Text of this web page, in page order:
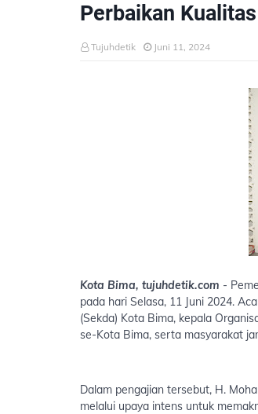
Perbaikan
Tujuhdetik Juni 11, 2024
Kota Bima, tujuhdetik.com -
pada hari Selasa, 11 Juni 2024.
(Sekda) Kota Bima, kepala
se-Kota Bima, serta masyarakat
Dalam pengajian tersebut, H.
melalui upaya intens untuk